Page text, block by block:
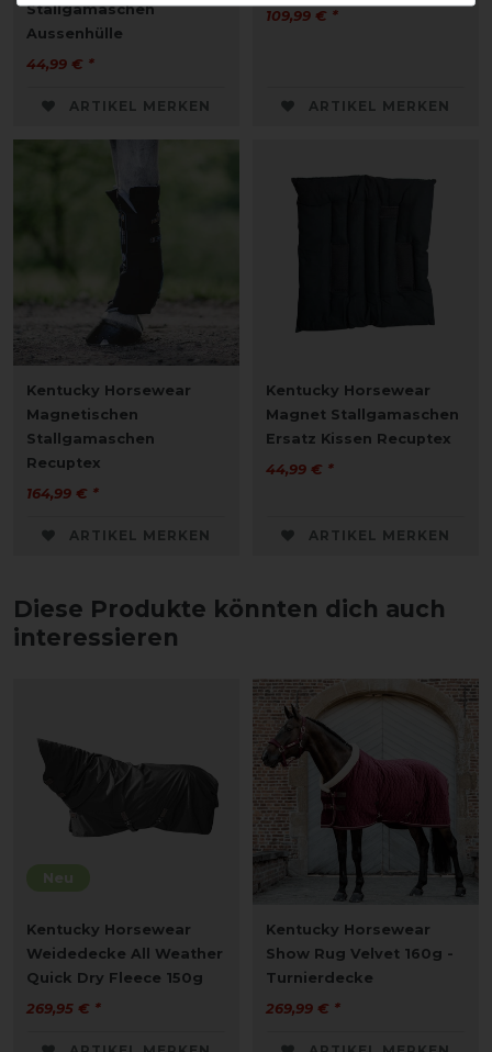
Stallgamaschen
Aussenhülle
44,99 € *
ARTIKEL MERKEN
109,99 € *
ARTIKEL MERKEN
Kentucky Horsewear
Magnetischen
Stallgamaschen
Recuptex
164,99 € *
ARTIKEL MERKEN
Kentucky Horsewear
Magnet Stallgamaschen
Ersatz Kissen Recuptex
44,99 € *
ARTIKEL MERKEN
Diese Produkte könnten dich auch
interessieren
Neu
Kentucky Horsewear
Weidedecke All Weather
Quick Dry Fleece 150g
269,95 € *
Kentucky Horsewear
Show Rug Velvet 160g -
Turnierdecke
269,99 € *